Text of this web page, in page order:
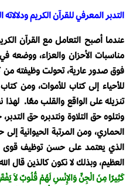
التدبر المعرفي للقرآن الكريم ودلالاته
عندما أصبح التعامل مع القرآن
مناسبات الأحزان والعزاء، ووضعه
فوق صدور عارية، تحولت وظيفته
للأحياء إلى كتاب للأموات، ومن
تنزيله على الواقع والقلب معًا. لهذا
ونتلوه حق التلاوة ونتدبره حق
الحماري، ومن المرتبة الحيوانية إلى
الذي يعتمد على حسن توظيف قوى
العظيم، وبذلك لا نكون كالذين قال
كَثِيرًا مِنَ الْجِنِّ وَالإِنْسِ لَهُمْ قُلُوبٌ لاَ